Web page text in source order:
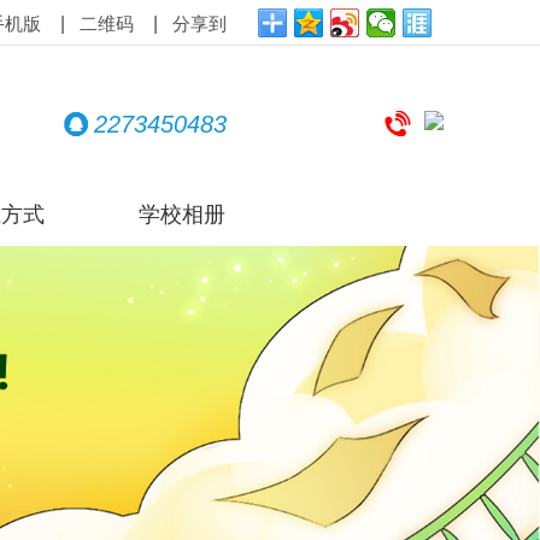
机版 二维码 分享到
2273450483
式 学校相册